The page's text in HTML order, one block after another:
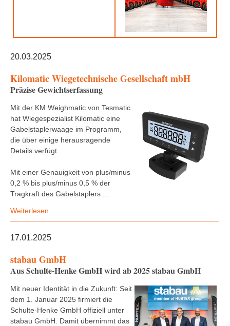
20.03.2025
Kilomatic Wiegetechnische Gesellschaft mbH
Präzise Gewichtserfassung
Mit der KM Weighmatic von Tesmatic
hat Wiegespezialist Kilomatic eine
Gabelstaplerwaage im Programm,
die über einige herausragende
Details verfügt.
Mit einer Genauigkeit von plus/minus
0,2 % bis plus/minus 0,5 % der
Tragkraft des Gabelstaplers ...
Weiterlesen
17.01.2025
stabau GmbH
Aus Schulte-Henke GmbH wird ab 2025 stabau GmbH
Mit neuer Identität in die Zukunft: Seit
dem 1. Januar 2025 firmiert die
Schulte-Henke GmbH offiziell unter
stabau GmbH. Damit übernimmt das